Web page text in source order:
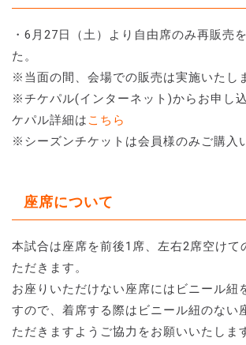
・6月27日（土）より自由席のみ再販売
た。
※当面の間、会場での販売は実施いたし
※チケパル(インターネット)からお申し
ケパル詳細は こちら
※シーズンチケットは会員様のみご購入
座席について
本試合は座席を前後1席、左右2席空けて
ただきます。
お座りいただけない座席にはビニール紐
すので、着席する際はビニール紐のない
ただきますようご協力をお願いいたしま